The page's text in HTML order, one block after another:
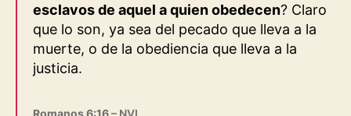
esclavos de aquel a quien obedecen? Claro
que lo son, ya sea del pecado que lleva a la
muerte, o de la obediencia que lleva a la
justicia.